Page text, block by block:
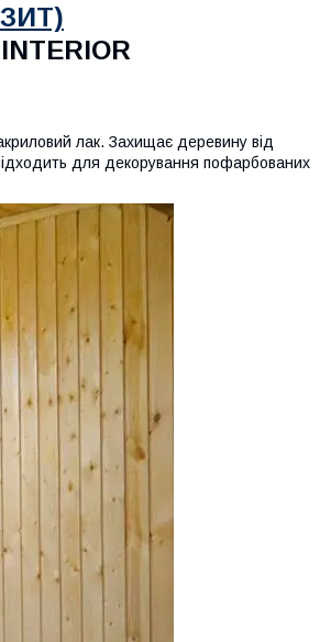
лак. Захищає деревину від
для декорування пофарбованих